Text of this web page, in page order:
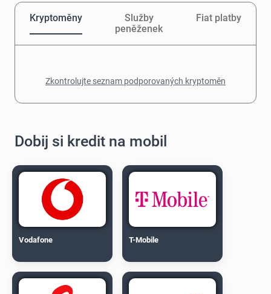
Kryptoměny
Služby
peněženek
Fiat platby
Zkontrolujte seznam podporovaných kryptoměn
Dobij si kredit na mobil
Vodafone T-Mobile